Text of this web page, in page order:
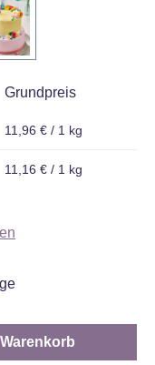
Grundpreis
11,96 € / 1 kg
11,16 € / 1 kg